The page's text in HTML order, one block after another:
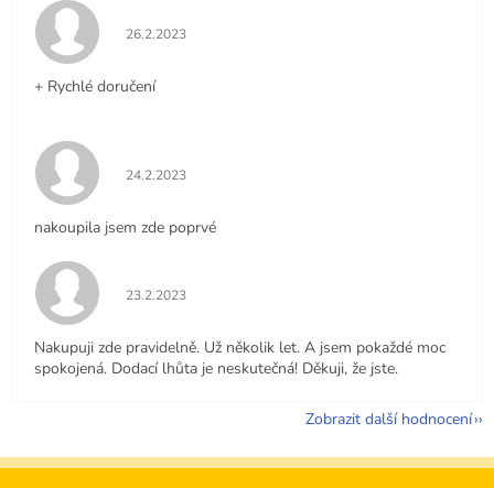
Hodnocení obchodu je 5 z 5 hvězdiček.
26.2.2023
+ Rychlé doručení
Hodnocení obchodu je 5 z 5 hvězdiček.
24.2.2023
nakoupila jsem zde poprvé
Hodnocení obchodu je 5 z 5 hvězdiček.
23.2.2023
Nakupuji zde pravidelně. Už několik let. A jsem pokaždé moc
spokojená. Dodací lhůta je neskutečná! Děkuji, že jste.
Zobrazit další hodnocení